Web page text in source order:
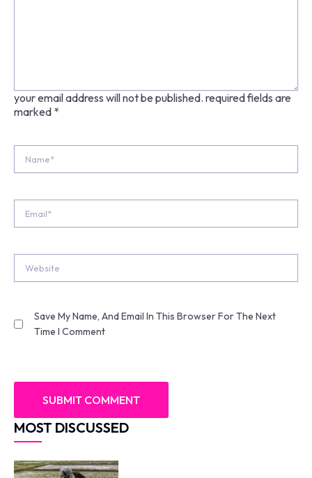
your email address will not be published. required fields are
marked *
Save My Name, And Email In This Browser For The Next
Time I Comment
MOST DISCUSSED